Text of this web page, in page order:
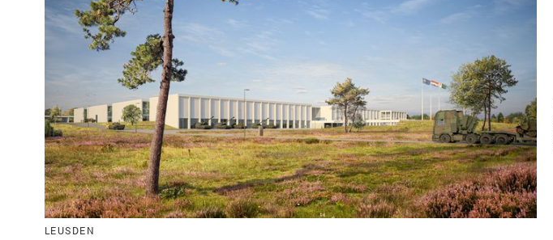
LEUSDEN